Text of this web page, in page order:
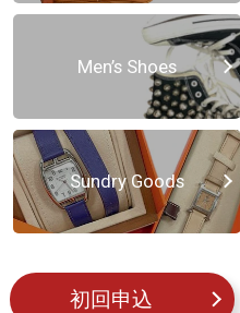
Men’s Shoes
Sundry Goods
初回申込